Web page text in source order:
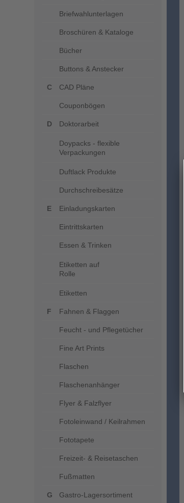
Briefwahlunterlagen
Broschüren & Kataloge
Bücher
Buttons & Anstecker
CAD Pläne
Couponbögen
Doktorarbeit
Doypacks - flexible
Verpackungen
Duftlack Produkte
Durchschreibesätze
Einladungskarten
Eintrittskarten
Essen & Trinken
Etiketten auf
Rolle
Etiketten
Fahnen & Flaggen
Feucht - und Pflegetücher
Fine Art Prints
Flaschen
Flaschenanhänger
Flyer & Falzflyer
Fotoleinwand / Keilrahmen
Fototapete
Freizeit- & Reisetaschen
Fußmatten
Gastro-Lagersortiment